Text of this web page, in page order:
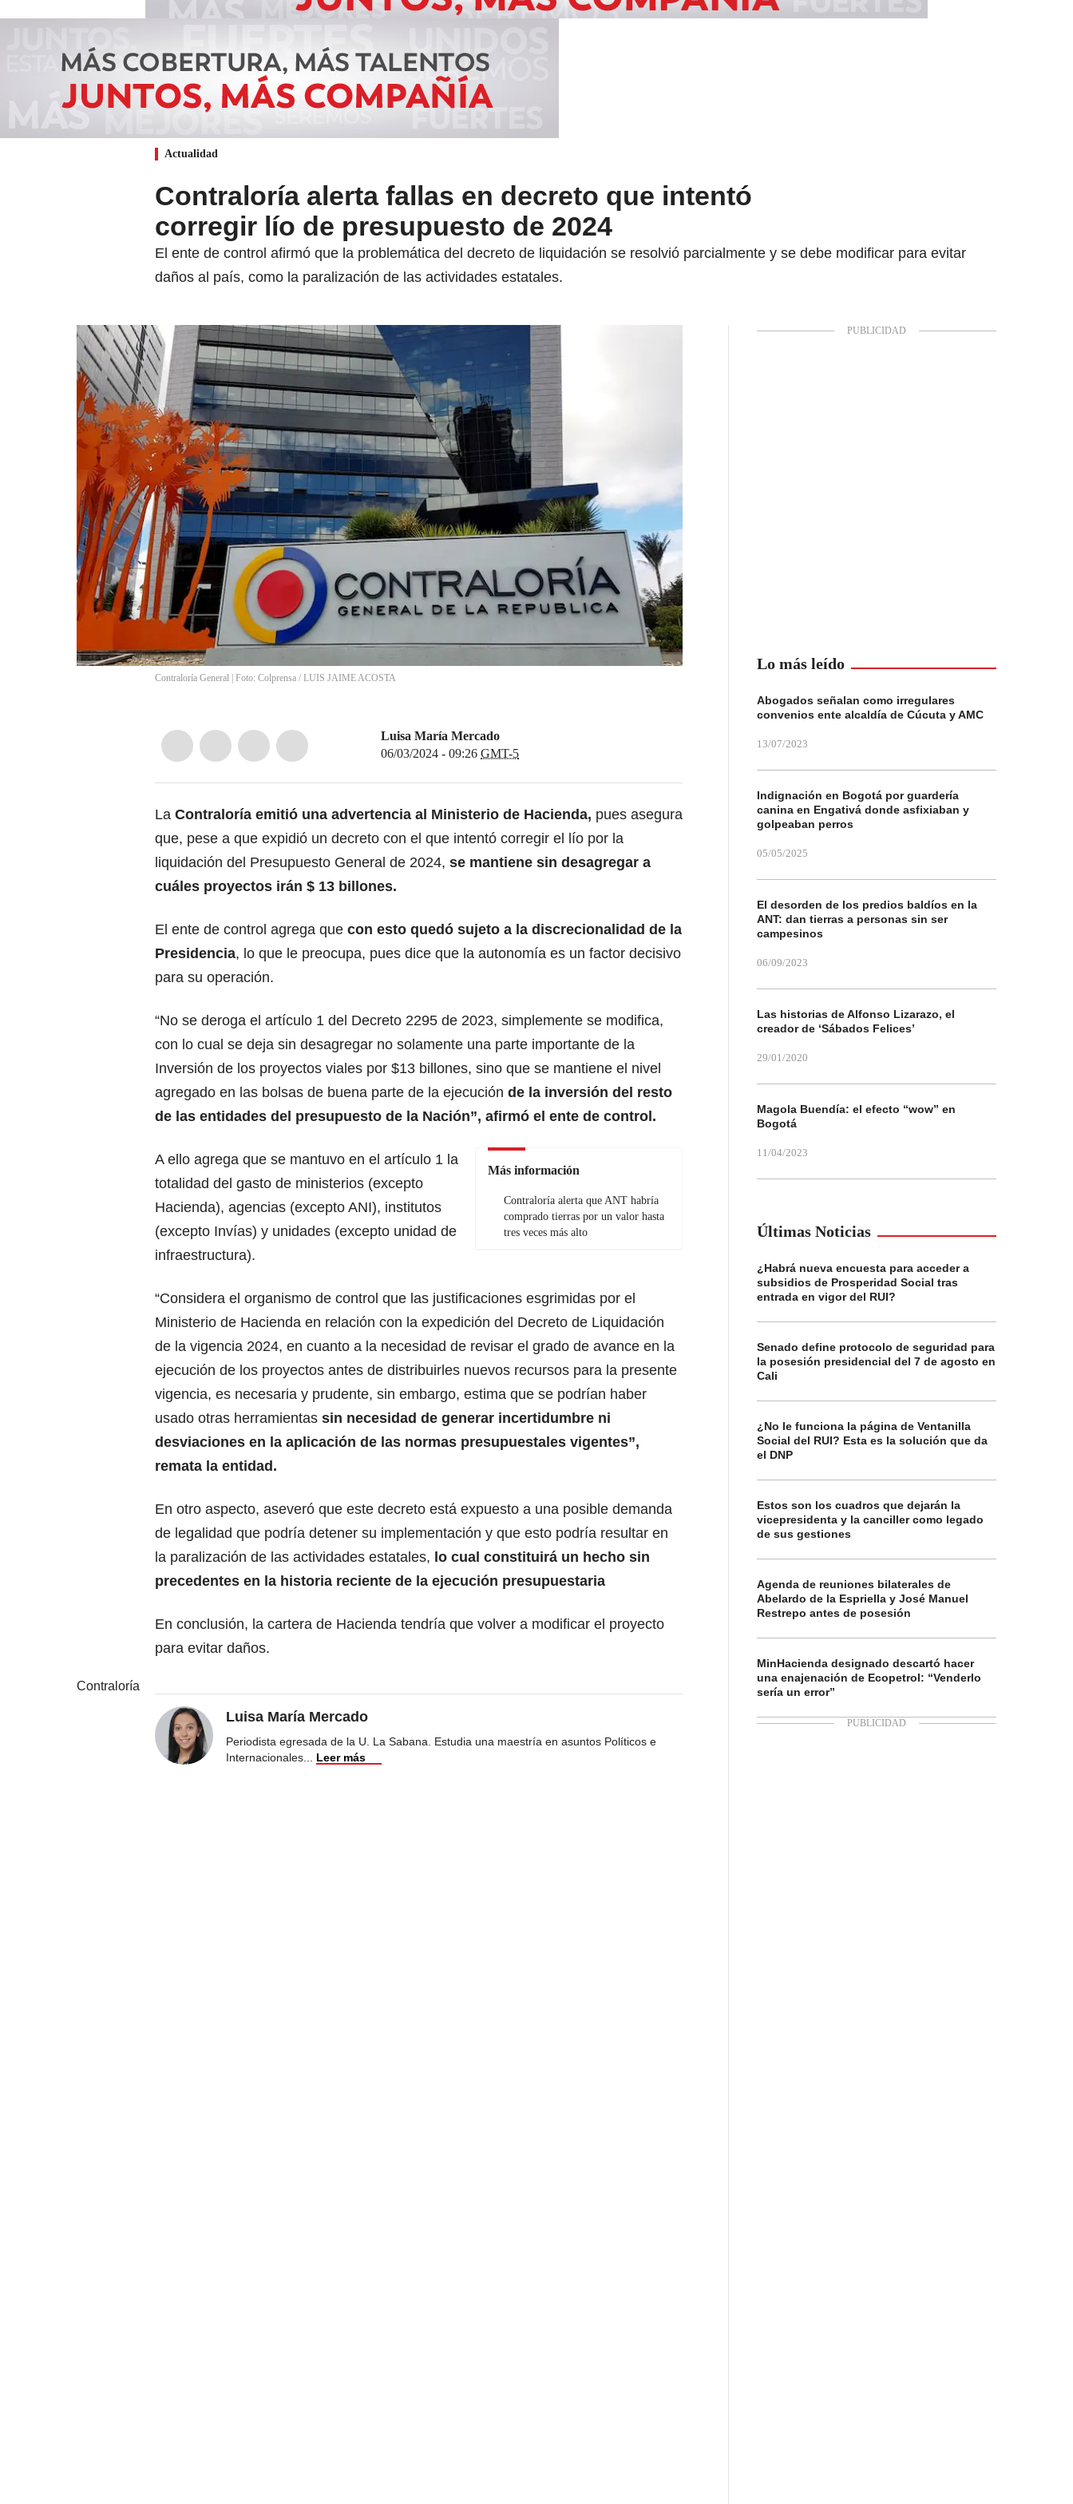
Actualidad
Contraloría alerta fallas en decreto que intentó
corregir lío de presupuesto de 2024
El ente de control afirmó que la problemática del decreto de liquidación se resolvió parcialmente y se debe modificar para evitar
daños al país, como la paralización de las actividades estatales.
Contraloría General | Foto: Colprensa / LUIS JAIME ACOSTA
Luisa María Mercado
06/03/2024 - 09:26 GMT-5
La Contraloría emitió una advertencia al Ministerio de Hacienda, pues asegura
que, pese a que expidió un decreto con el que intentó corregir el lío por la
liquidación del Presupuesto General de 2024, se mantiene sin desagregar a
cuáles proyectos irán $ 13 billones.
El ente de control agrega que con esto quedó sujeto a la discrecionalidad de la
Presidencia, lo que le preocupa, pues dice que la autonomía es un factor decisivo
para su operación.
“No se deroga el artículo 1 del Decreto 2295 de 2023, simplemente se modifica,
con lo cual se deja sin desagregar no solamente una parte importante de la
Inversión de los proyectos viales por $13 billones, sino que se mantiene el nivel
agregado en las bolsas de buena parte de la ejecución de la inversión del resto
de las entidades del presupuesto de la Nación”, afirmó el ente de control.
Más información
Contraloría alerta que ANT habría
comprado tierras por un valor hasta
tres veces más alto
A ello agrega que se mantuvo en el artículo 1 la
totalidad del gasto de ministerios (excepto
Hacienda), agencias (excepto ANI), institutos
(excepto Invías) y unidades (excepto unidad de
infraestructura).
“Considera el organismo de control que las justificaciones esgrimidas por el
Ministerio de Hacienda en relación con la expedición del Decreto de Liquidación
de la vigencia 2024, en cuanto a la necesidad de revisar el grado de avance en la
ejecución de los proyectos antes de distribuirles nuevos recursos para la presente
vigencia, es necesaria y prudente, sin embargo, estima que se podrían haber
usado otras herramientas sin necesidad de generar incertidumbre ni
desviaciones en la aplicación de las normas presupuestales vigentes”,
remata la entidad.
En otro aspecto, aseveró que este decreto está expuesto a una posible demanda
de legalidad que podría detener su implementación y que esto podría resultar en
la paralización de las actividades estatales, lo cual constituirá un hecho sin
precedentes en la historia reciente de la ejecución presupuestaria
En conclusión, la cartera de Hacienda tendría que volver a modificar el proyecto
para evitar daños.
Contraloría
Luisa María Mercado
Periodista egresada de la U. La Sabana. Estudia una maestría en asuntos Políticos e
Internacionales
Leer más
Lo más leído
Abogados señalan como irregulares
convenios ente alcaldía de Cúcuta y AMC
13/07/2023
Indignación en Bogotá por guardería
canina en Engativá donde asfixiaban y
golpeaban perros
05/05/2025
El desorden de los predios baldíos en la
ANT: dan tierras a personas sin ser
campesinos
06/09/2023
Las historias de Alfonso Lizarazo, el
creador de ‘Sábados Felices’
29/01/2020
Magola Buendía: el efecto “wow” en
Bogotá
11/04/2023
Últimas Noticias
¿Habrá nueva encuesta para acceder a
subsidios de Prosperidad Social tras
entrada en vigor del RUI?
Senado define protocolo de seguridad para
la posesión presidencial del 7 de agosto en
Cali
¿No le funciona la página de Ventanilla
Social del RUI? Esta es la solución que da
el DNP
Estos son los cuadros que dejarán la
vicepresidenta y la canciller como legado
de sus gestiones
Agenda de reuniones bilaterales de
Abelardo de la Espriella y José Manuel
Restrepo antes de posesión
MinHacienda designado descartó hacer
una enajenación de Ecopetrol: “Venderlo
sería un error”